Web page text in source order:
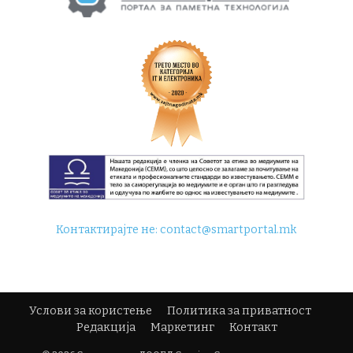
Контактирајте не:contact@smartportal.mk
Услови за користење
Политика за приватност
Редакција
Маркетинг Контакт